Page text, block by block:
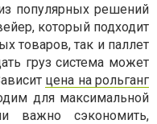
популярных решений
который подходит
товаров, так и паллет
груз система может
цена на рольганг
для максимальной
важно сэкономить,